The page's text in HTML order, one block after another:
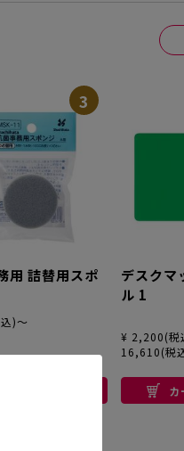
3
用 詰替用スポ
)～
デスクマ
ル 1
¥ 2,200(税
16,610(税
カ